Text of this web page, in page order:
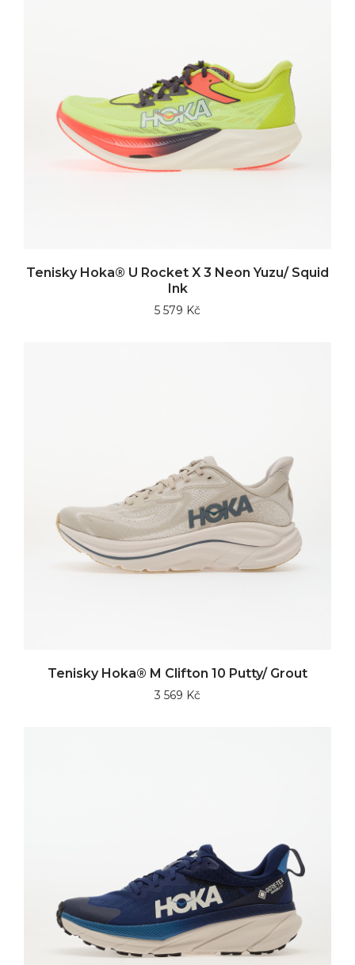
Tenisky Hoka® U Rocket X 3 Neon Yuzu/ Squid
Ink
5 579 Kč
Tenisky Hoka® M Clifton 10 Putty/ Grout
3 569 Kč